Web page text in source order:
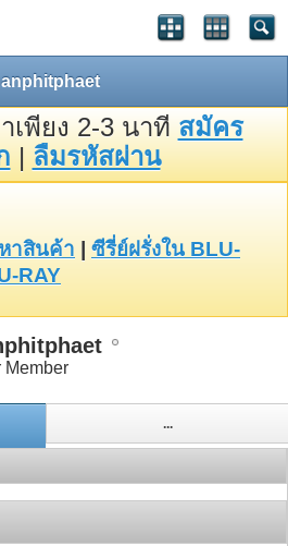
เพียง 2-3 นาที สมัคร
| ลืมรหัสผ่าน
าสินค้า
ซีรี่ย์ฝรั่งใน BLU-
RAY
Member
...